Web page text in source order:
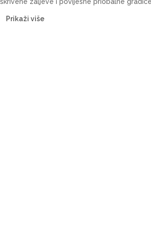
— s posadom ili bareboat, za svaki budžet.
Prikaži više